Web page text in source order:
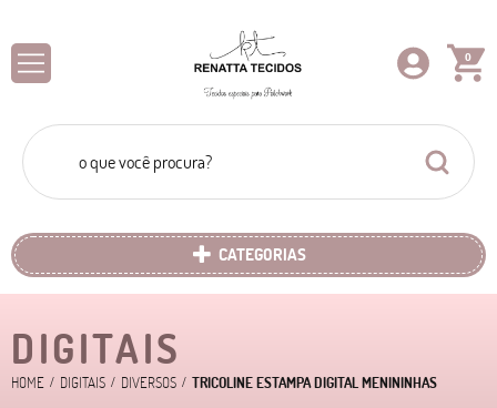
0
CATEGORIAS
DIGITAIS
HOME DIGITAIS DIVERSOS TRICOLINE ESTAMPA DIGITAL MENININHAS